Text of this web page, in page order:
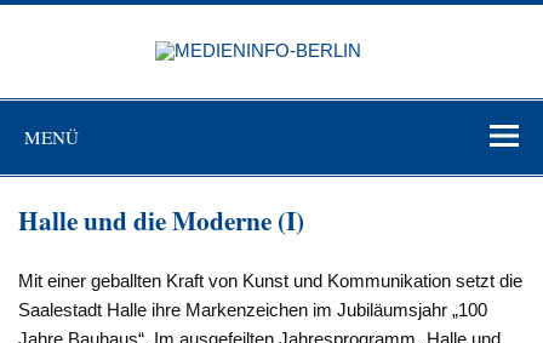
Zum
MENÜ
Halle und die Moderne (I)
Mit einer geballten Kraft von Kunst und Kommunikation setzt die
Saalestadt Halle ihre Markenzeichen im Jubiläumsjahr „100